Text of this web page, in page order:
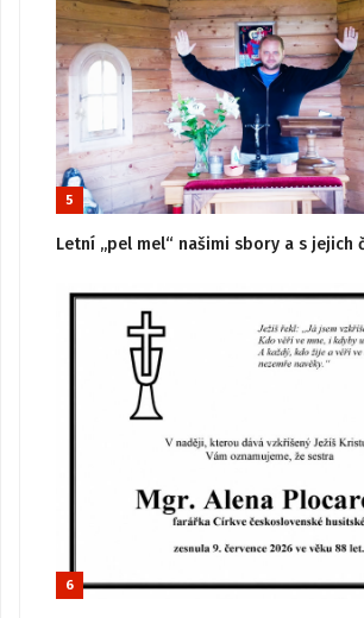
5
Letní „pel mel“ našimi sbory a s jejich
6